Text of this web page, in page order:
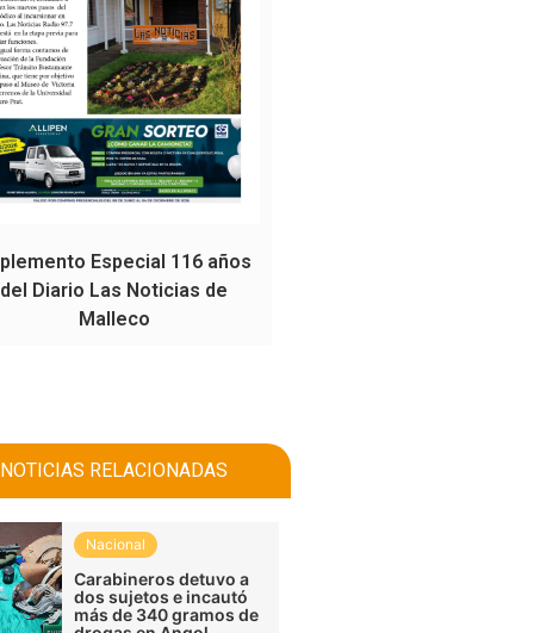
Especial 116 años
del Diario Las Noticias de
Malleco
NOTICIAS RELACIONADAS
Nacional
Carabineros detuvo a
dos sujetos e incautó
más de 340 gramos de